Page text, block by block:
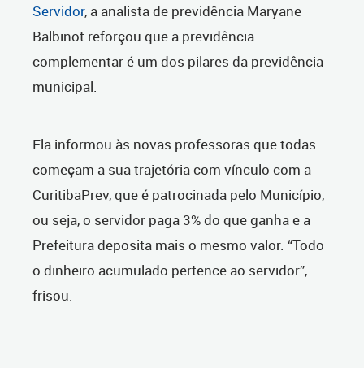
Servidor, a analista de previdência Maryane
Balbinot reforçou que a previdência
complementar é um dos pilares da previdência
municipal.
Ela informou às novas professoras que todas
começam a sua trajetória com vínculo com a
CuritibaPrev, que é patrocinada pelo Município,
ou seja, o servidor paga 3% do que ganha e a
Prefeitura deposita mais o mesmo valor. “Todo
o dinheiro acumulado pertence ao servidor”,
frisou.